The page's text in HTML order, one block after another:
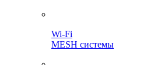
Wi-Fi
MESH системы